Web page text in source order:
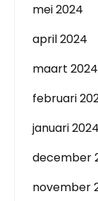
mei 2024
april 2024
maart 2024
februari
januari 2024
december
november